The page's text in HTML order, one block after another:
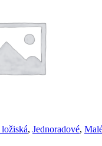
, Jednoradové,